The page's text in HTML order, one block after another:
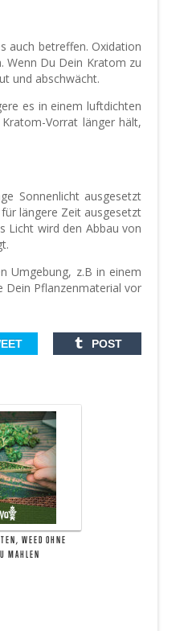
auch betreffen. Oxidation
Wenn Du Dein Kratom zu
und abschwächt.
es in einem luftdichten
Vorrat länger hält,
Sonnenlicht ausgesetzt
längere Zeit ausgesetzt
Licht wird den Abbau von
Umgebung, z.B in einem
Dein Pflanzenmaterial vor
POST
WEED OHNE
MAHLEN